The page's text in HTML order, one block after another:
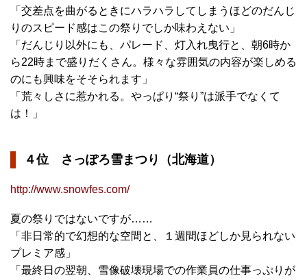
「交差点を曲がるときにハラハラしてしまうほどのだんじ
りのスピード感はこの祭りでしか味わえない」
「だんじり以外にも、パレード、灯入れ曳行と、朝6時か
ら22時まで盛りだくさん。様々な雰囲気の内容が楽しめる
のにも興味をそそられます」
「荒々しさに惹かれる。やっぱり“祭り”は派手でなくて
は！」
４位 さっぽろ雪まつり（北海道）
http://www.snowfes.com/
夏の祭りではないですが……
「非日常的で幻想的な空間と、１週間ほどしか見られない
プレミア感」
「最終日の翌朝、雪像破壊現場での作業員の仕事っぷりが